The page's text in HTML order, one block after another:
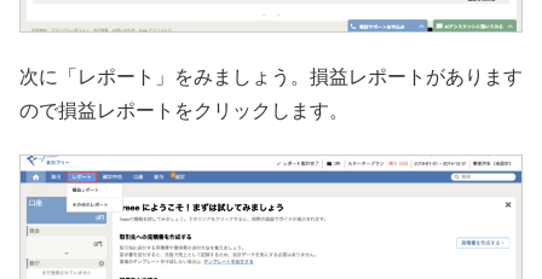
次に「レポート」をみましょう。損益レポートがあります
ので損益レポートをクリックします。